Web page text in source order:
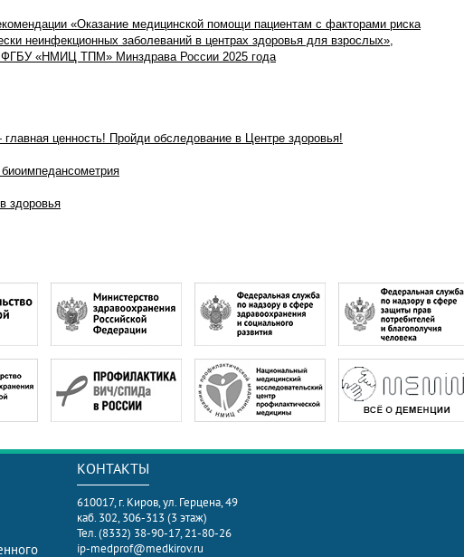
«Оказание медицинской помощи пациентам с факторами риска
неинфекционных заболеваний в центрах здоровья для взрослых»,
ФГБУ «НМИЦ ТПМ» Минздрава России 2025 года
ценность! Пройди обследование в Центре здоровья!
здоровья
КОНТАКТЫ
610017, г. Киров, ул. Герцена, 49
каб. 302, 306-313 (3 этаж)
Тел. (8332) 38-90-17, 21-80-26
ip-medprof@medkirov.ru